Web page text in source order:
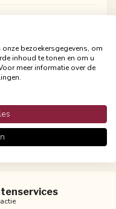
-
bezoekersgegevens, om
inhoud te tonen en om u
meer informatie over de